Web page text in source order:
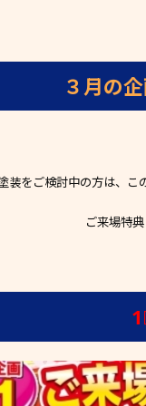
３月の
装をご検討中の方は、こ
ご来場特